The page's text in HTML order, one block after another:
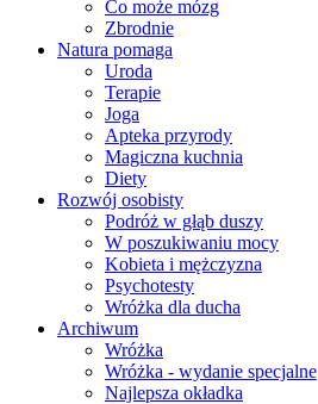
Co może mózg
Zbrodnie
Natura pomaga
Uroda
Terapie
Joga
Apteka przyrody
Magiczna kuchnia
Diety
Rozwój osobisty
Podróż w głąb duszy
W poszukiwaniu mocy
Kobieta i mężczyzna
Psychotesty
Wróżka dla ducha
Archiwum
Wróżka
Wróżka - wydanie specjalne
Najlepsza okładka